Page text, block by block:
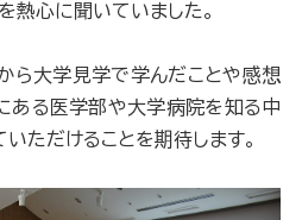
熱心に聞いていました。
ら大学見学で学んだことや感想
ある医学部や大学病院を知る中
ただけることを期待します。